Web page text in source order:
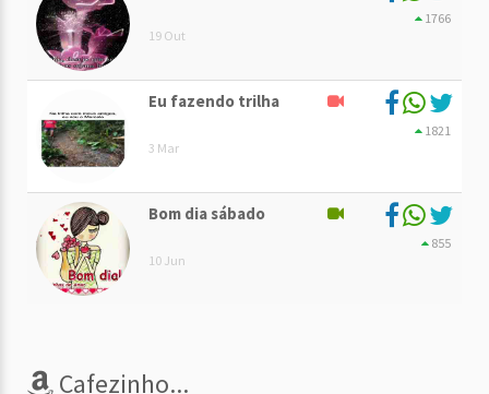
19 Out
1766
Eu fazendo trilha
3 Mar
1821
Bom dia sábado
10 Jun
855
Cafezinho...